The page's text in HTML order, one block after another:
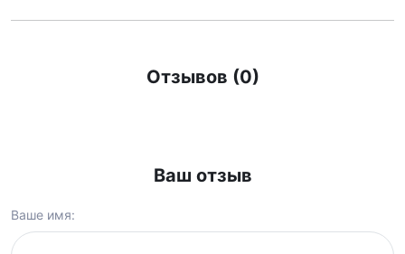
Отзывов (0)
Ваш отзыв
Ваше имя: